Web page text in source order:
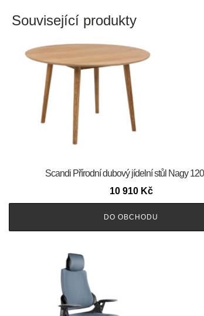
Související produkty
Scandi Přírodní dubový jídelní stůl Nagy
10 910 Kč
DO OBCHODU